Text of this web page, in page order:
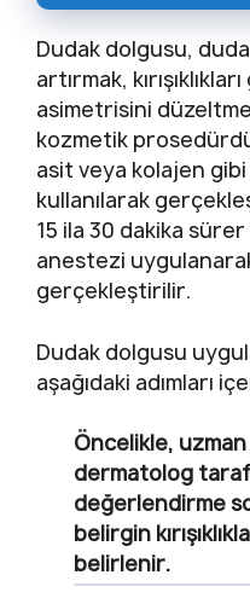
Dudak dolgusu,
artırmak,
asimetrisini
kozmetik
asit veya kolajen
kullanılarak
15 ila 30 dakika
anestezi
gerçekleştirilir.
Dudak dolgusu
aşağıdaki adımları
Öncelikle,
dermatolog
değerlendirme
belirgin
belirlenir.